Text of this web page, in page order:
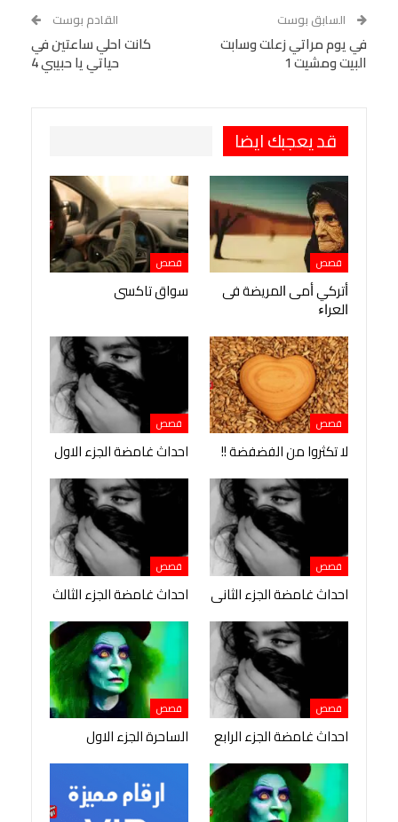
Tumblr
البريد الإلكتروني
StumbleUpon
VK
Digg
Viber
السابق بوست
في يوم مراتي زعلت وسابت
البيت ومشيت 1
القادم بوست
كانت احلي ساعتين في
حياتي يا حبيبي 4
قد يعجبك ايضا
قصص
ﺃﺗﺮﻛﻲ ﺃﻣﻰ ﺍﻟﻤﺮﻳﻀﺔ ﻓﻰ
ﺍﻟﻌﺮﺍﺀ
قصص
سواق تاكسى
قصص
لا تكثروا من الفضفضة !!
قصص
احداث غامضة الجزء الاول
قصص
احداث غامضة الجزء الثانى
قصص
احداث غامضة الجزء الثالث
قصص
احداث غامضة الجزء الرابع
قصص
الساحرة الجزء الاول